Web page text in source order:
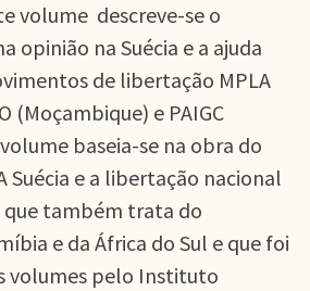
volume descreve-se o
opinião na Suécia e a ajuda
de libertação MPLA
(Moçambique) e PAIGC
baseia-se na obra do
Suécia e a libertação nacional
que também trata do
e da África do Sul e que foi
volumes pelo Instituto